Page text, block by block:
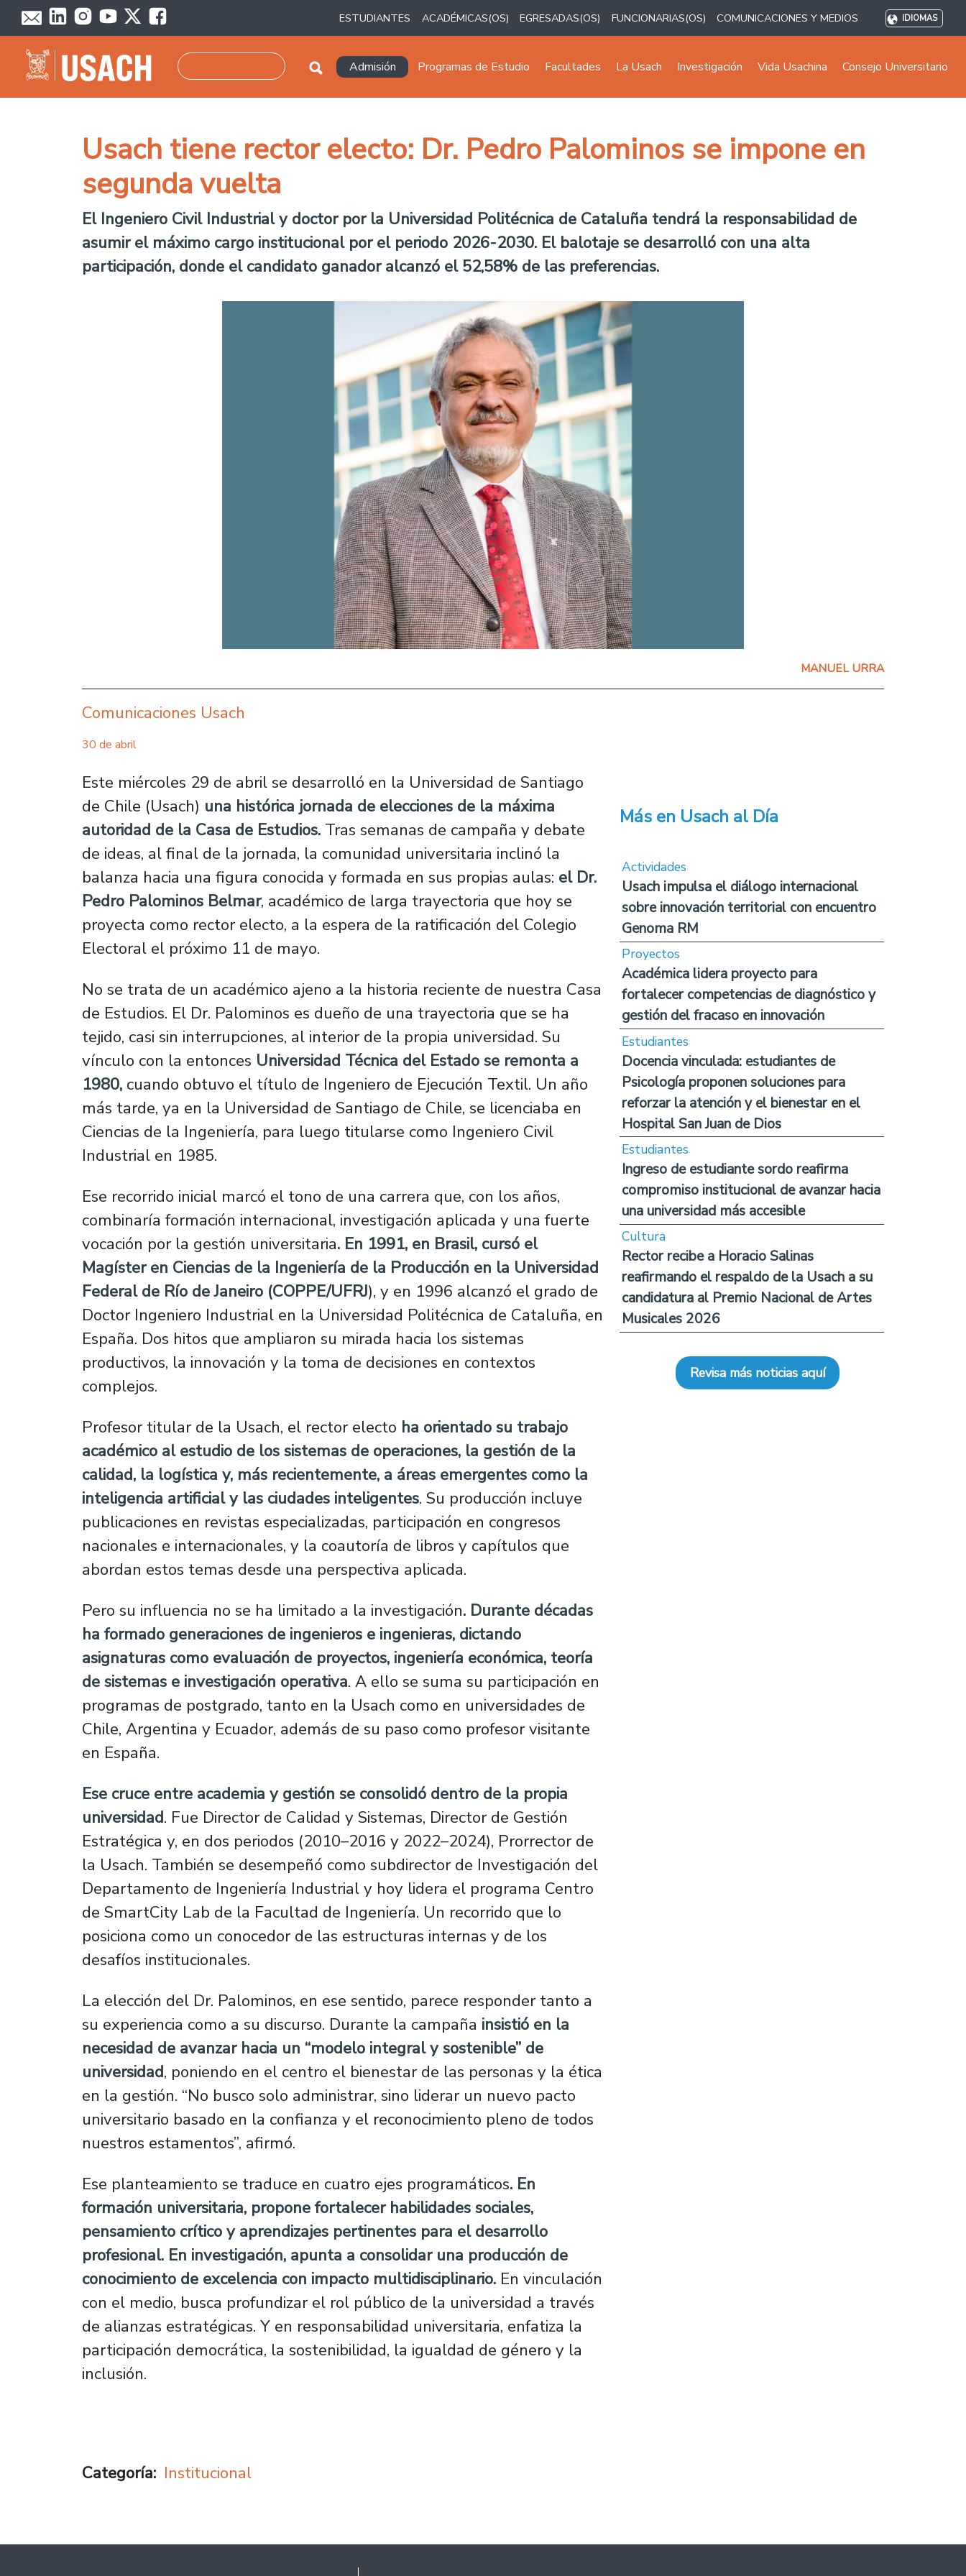
Pasar al contenido principal
ESTUDIANTES ACADÉMICAS(OS) EGRESADAS(OS) FUNCIONARIAS(OS) COMUNICACIONES Y MEDIOS IDIOMAS
Navegación principal
Admisión Programas de Estudio Facultades La Usach Investigación Vida Usachina Consejo Universitario
Usach tiene rector electo: Dr. Pedro Palominos se impone en
segunda vuelta
El Ingeniero Civil Industrial y doctor por la Universidad Politécnica de Cataluña tendrá la responsabilidad de
asumir el máximo cargo institucional por el periodo 2026-2030. El balotaje se desarrolló con una alta
participación, donde el candidato ganador alcanzó el 52,58% de las preferencias.
MANUEL URRA
Comunicaciones Usach
30 de abril
Este miércoles 29 de abril se desarrolló en la Universidad de Santiago
de Chile (Usach) una histórica jornada de elecciones de la máxima
autoridad de la Casa de Estudios. Tras semanas de campaña y debate
de ideas, al final de la jornada, la comunidad universitaria inclinó la
balanza hacia una figura conocida y formada en sus propias aulas: el Dr.
Pedro Palominos Belmar, académico de larga trayectoria que hoy se
proyecta como rector electo, a la espera de la ratificación del Colegio
Electoral el próximo 11 de mayo.
No se trata de un académico ajeno a la historia reciente de nuestra Casa
de Estudios. El Dr. Palominos es dueño de una trayectoria que se ha
tejido, casi sin interrupciones, al interior de la propia universidad. Su
vínculo con la entonces Universidad Técnica del Estado se remonta a
1980, cuando obtuvo el título de Ingeniero de Ejecución Textil. Un año
más tarde, ya en la Universidad de Santiago de Chile, se licenciaba en
Ciencias de la Ingeniería, para luego titularse como Ingeniero Civil
Industrial en 1985.
Ese recorrido inicial marcó el tono de una carrera que, con los años,
combinaría formación internacional, investigación aplicada y una fuerte
vocación por la gestión universitaria. En 1991, en Brasil, cursó el
Magíster en Ciencias de la Ingeniería de la Producción en la Universidad
Federal de Río de Janeiro (COPPE/UFRJ), y en 1996 alcanzó el grado de
Doctor Ingeniero Industrial en la Universidad Politécnica de Cataluña, en
España. Dos hitos que ampliaron su mirada hacia los sistemas
productivos, la innovación y la toma de decisiones en contextos
complejos.
Profesor titular de la Usach, el rector electo ha orientado su trabajo
académico al estudio de los sistemas de operaciones, la gestión de la
calidad, la logística y, más recientemente, a áreas emergentes como la
inteligencia artificial y las ciudades inteligentes. Su producción incluye
publicaciones en revistas especializadas, participación en congresos
nacionales e internacionales, y la coautoría de libros y capítulos que
abordan estos temas desde una perspectiva aplicada.
Pero su influencia no se ha limitado a la investigación. Durante décadas
ha formado generaciones de ingenieros e ingenieras, dictando
asignaturas como evaluación de proyectos, ingeniería económica, teoría
de sistemas e investigación operativa. A ello se suma su participación en
programas de postgrado, tanto en la Usach como en universidades de
Chile, Argentina y Ecuador, además de su paso como profesor visitante
en España.
Ese cruce entre academia y gestión se consolidó dentro de la propia
universidad. Fue Director de Calidad y Sistemas, Director de Gestión
Estratégica y, en dos periodos (2010–2016 y 2022–2024), Prorrector de
la Usach. También se desempeñó como subdirector de Investigación del
Departamento de Ingeniería Industrial y hoy lidera el programa Centro
de SmartCity Lab de la Facultad de Ingeniería. Un recorrido que lo
posiciona como un conocedor de las estructuras internas y de los
desafíos institucionales.
La elección del Dr. Palominos, en ese sentido, parece responder tanto a
su experiencia como a su discurso. Durante la campaña insistió en la
necesidad de avanzar hacia un “modelo integral y sostenible” de
universidad, poniendo en el centro el bienestar de las personas y la ética
en la gestión. “No busco solo administrar, sino liderar un nuevo pacto
universitario basado en la confianza y el reconocimiento pleno de todos
nuestros estamentos”, afirmó.
Ese planteamiento se traduce en cuatro ejes programáticos. En
formación universitaria, propone fortalecer habilidades sociales,
pensamiento crítico y aprendizajes pertinentes para el desarrollo
profesional. En investigación, apunta a consolidar una producción de
conocimiento de excelencia con impacto multidisciplinario. En vinculación
con el medio, busca profundizar el rol público de la universidad a través
de alianzas estratégicas. Y en responsabilidad universitaria, enfatiza la
participación democrática, la sostenibilidad, la igualdad de género y la
inclusión.
Categoría Institucional
Más en Usach al Día
Actividades
Usach impulsa el diálogo internacional
sobre innovación territorial con encuentro
Genoma RM
Proyectos
Académica lidera proyecto para
fortalecer competencias de diagnóstico y
gestión del fracaso en innovación
Estudiantes
Docencia vinculada: estudiantes de
Psicología proponen soluciones para
reforzar la atención y el bienestar en el
Hospital San Juan de Dios
Estudiantes
Ingreso de estudiante sordo reafirma
compromiso institucional de avanzar hacia
una universidad más accesible
Cultura
Rector recibe a Horacio Salinas
reafirmando el respaldo de la Usach a su
candidatura al Premio Nacional de Artes
Musicales 2026
Revisa más noticias aquí